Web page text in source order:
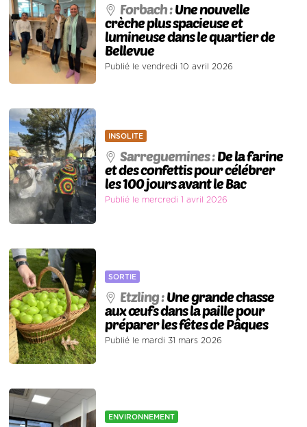
Forbach :Une nouvelle
crèche plus spacieuse et
lumineuse dans le quartier de
Bellevue
Publié le vendredi 10 avril 2026
INSOLITE
Sarreguemines :De la farine
et des confettis pour célébrer
les 100 jours avant le Bac
Publié le mercredi 1 avril 2026
SORTIE
Etzling :Une grande chasse
aux œufs dans la paille pour
préparer les fêtes de Pâques
Publié le mardi 31 mars 2026
ENVIRONNEMENT